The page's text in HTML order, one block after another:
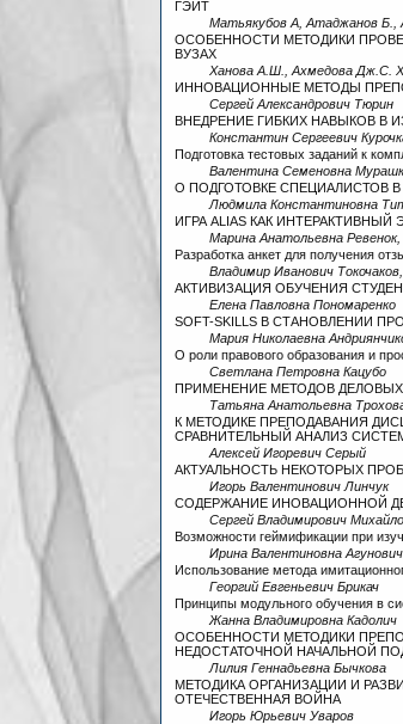
ГЭИТ
Матьякубов А, Атаджанов Б.,
ОСОБЕННОСТИ МЕТОДИКИ
ВУЗАХ
Ханова А.Ш., Ахмедова Дж.С.
ИННОВАЦИОННЫЕ МЕТОДЫ
Сергей Александрович Тюрин
ВНЕДРЕНИЕ ГИБКИХ НАВЫКОВ В
Константин Сергеевич
Подготовка тестовых заданий к
Валентина Семеновна
О ПОДГОТОВКЕ СПЕЦИАЛИСТОВ
Людмила Константиновна
ИГРА ALIAS КАК
Марина Анатольевна
Разработка анкет для получения
Владимир Иванович
АКТИВИЗАЦИЯ ОБУЧЕНИЯ
Елена Павловна Пономаренко
SOFT-SKILLS В СТАНОВЛЕНИИ
Мария Николаевна
О роли правового образования и
Светлана Петровна Кацубо
ПРИМЕНЕНИЕ МЕТОДОВ
Татьяна Анатольевна
К МЕТОДИКЕ ПРЕПОДАВАНИЯ
СРАВНИТЕЛЬНЫЙ АНАЛИЗ
Алексей Игоревич Серый
АКТУАЛЬНОСТЬ НЕКОТОРЫХ
Игорь Валентинович Линчук
СОДЕРЖАНИЕ ИНОВАЦИОННОЙ
Сергей Владимирович
Возможности геймификации при
Ирина Валентиновна Агунович
Использование метода
Георгий Евгеньевич Брикач
Принципы модульного обучения в
Жанна Владимировна Кадолич
ОСОБЕННОСТИ МЕТОДИКИ
НЕДОСТАТОЧНОЙ НАЧАЛЬНОЙ
Лилия Геннадьевна Бычкова
МЕТОДИКА ОРГАНИЗАЦИИ И
ОТЕЧЕСТВЕННАЯ ВОЙНА
Игорь Юрьевич Уваров